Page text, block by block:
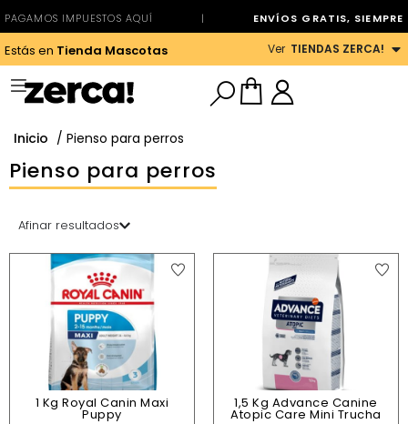
PAGAMOS IMPUESTOS AQUÍ | ENVÍOS GRATIS, SIEMPRE
Estás en Tienda Mascotas Ver TIENDAS ZERCA!
Inicio / Pienso para perros
Pienso para perros
Afinar resultados
1 Kg Royal Canin Maxi
Puppy
1,5 Kg Advance Canine
Atopic Care Mini Trucha